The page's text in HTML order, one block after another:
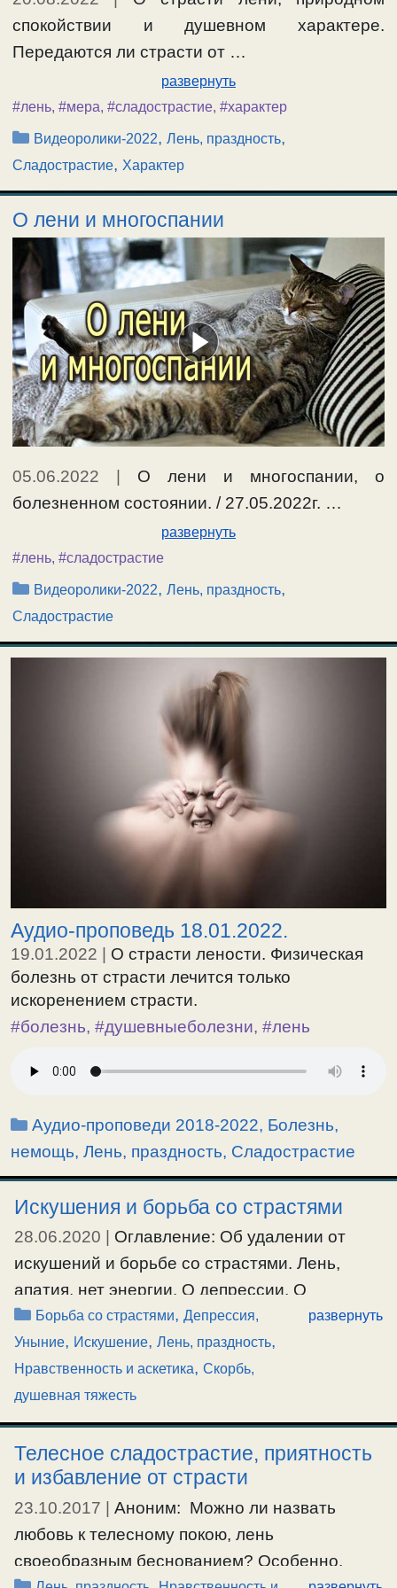
спокойствии и душевном характере.
Передаются ли страсти от …
развернуть
#лень, #мера, #сладострастие, #характер
Рубрики
Видеоролики-2022,Лень, праздность,
Сладострастие, Характер
О лени и многоспании
05.06.2022
О лени и многоспании, о
болезненном состоянии. / 27.05.2022г. …
развернуть
#лень, #сладострастие
Рубрики
Видеоролики-2022,Лень, праздность,
Сладострастие
Аудио-проповедь 18.01.2022.
19.01.2022 | О страсти лености. Физическая
болезнь от страсти лечится только
искоренением страсти.
#болезнь, #душевныеболезни, #лень
Рубрики
Аудио-проповеди 2018-2022, Болезнь,
немощь, Лень, праздность, Сладострастие
Искушения и борьба со страстями
28.06.2020
Оглавление: Об удалении от
искушений и борьбе со страстями. Лень,
апатия, нет энергии. О депрессии. О
самоугрызении. Об удалении от искушений и
борьбе со страстями. Аноним: Скажите
пожалуйста, почему хочется отстраниться от
людей и от мира, неинтересно разговаривать
про бытовые дела, можно сказать что страх
принять это с такой мыслью, что мол
потеряешь духовную жизнь, что мол какая-то
иллюзия …
Ещё…
#борьбасострастями #депрессия,#искушение,#лень,
Рубрики
Борьба со страстями,Депрессия,
Уныние, Искушение, Лень, праздность,
Нравственность и аскетика, Скорбь,
душевная тяжесть
развернуть
Телесное сладострастие, приятность
и избавление от страсти
23.10.2017
Аноним: Можно ли назвать
любовь к телесному покою, лень
своеобразным беснованием? Особенно,